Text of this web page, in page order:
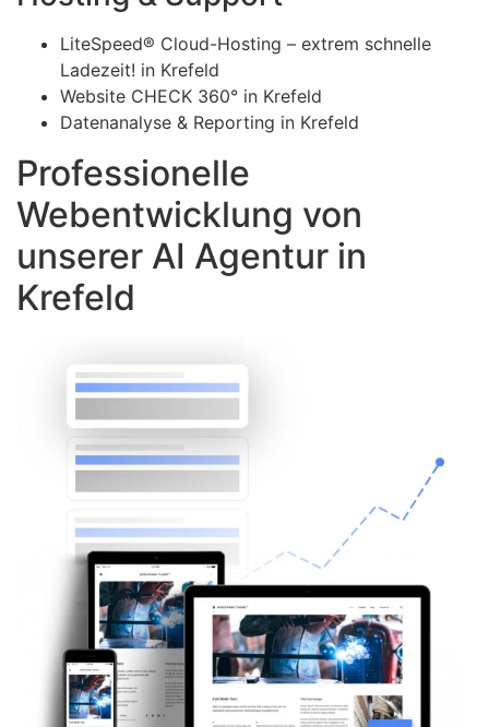
LiteSpeed® Cloud-Hosting – extrem schnelle
Ladezeit! in Krefeld
Website CHECK 360° in Krefeld
Datenanalyse & Reporting in Krefeld
Professionelle
Webentwicklung von
unserer AI Agentur in
Krefeld